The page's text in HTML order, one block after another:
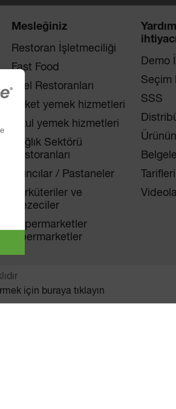
Mesleğiniz
Restoran İşletmeciliği
Fast Food
Otel Restoranları
Şirket yemek hizmetleri
Okul yemek hizmetleri
Sağlık Sektörü
Restoranları
Fırıncılar / Pastaneler
Şarküteriler ve
Mezeciler
Süpermarketler
hipermarketler
Demo
Seçim
SSS
için buraya tıklayın